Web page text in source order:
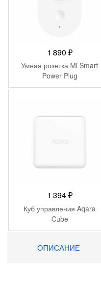
1 890 ₽
Умная розетка Mi Smart
Power Plug
1 394₽
Куб управления Aqara
Cube
ОПИСАНИЕ